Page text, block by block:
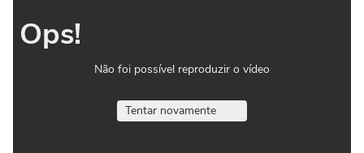
Ops!
Não foi possível reproduzir o vídeo
Tentar novamente